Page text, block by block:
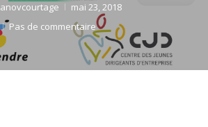
anovcourtage
mai 23, 2018
Pas de commentaire